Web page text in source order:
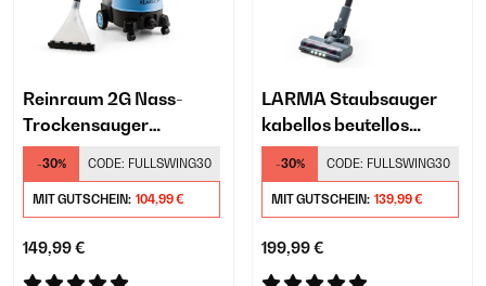
Reinraum 2G Nass-
Trockensauger
Teppichreiniger
-30% CODE: FULLSWING30
MIT GUTSCHEIN: 104,99 €
149,99 €
LARMA Staubsauger
kabellos beutellos
akkubetrieben 45 min
-30% CODE: FULLSWING30
MIT GUTSCHEIN: 139,99 €
199,99 €